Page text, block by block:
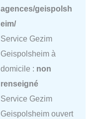
agences/geispolsh
eim/
Service Gezim
Geispolsheim à
domicile : non
renseigné
Service Gezim
Geispolsheim ouvert